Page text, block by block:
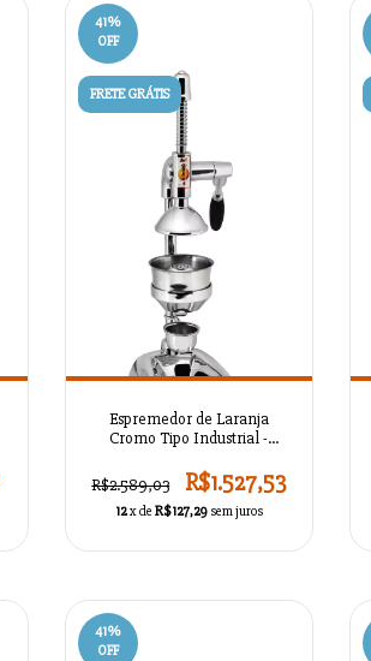
41%
OFF
FRETE GRÁTIS
Espremedor de Laranja
Cromo Tipo Industrial -
R$2.589,03
R$1.527,53
12x de R$127,29 sem juros
41%
OFF